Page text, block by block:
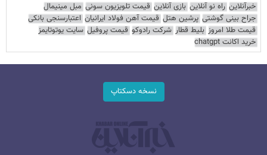
خبرآنلاین راه نو آنلاین بازی آنلاین قیمت تلویزیون سونی مبل مینیمال
جراح بینی گوشتی پرشین هتل قیمت آهن فولاد ایرانیان اعتبارسنجی بانکی
قیمت طلا امروز بلیط قطار شرکت رادوکو قیمت پروفیل سایت یوتوتایمز
خرید اکانت chatgpt
نسخه دسکتاپ